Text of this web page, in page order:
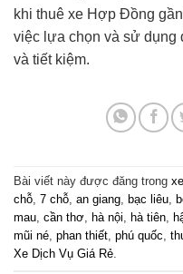
khi thuê xe Hợp Đồng
việc lựa chọn và sử dụng
và tiết kiệm.
Bài viết này được đăng trong
chỗ, 7 chỗ, an giang, bạc liêu,
mau, cần thơ, hà nội, hà tiên,
mũi né, phan thiết, phú quốc,
Xe Dịch Vụ Giá Rẻ.